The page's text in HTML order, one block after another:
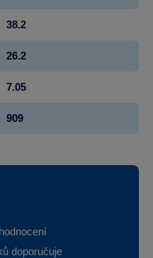
38.2
26.2
7.05
909
doporučuje